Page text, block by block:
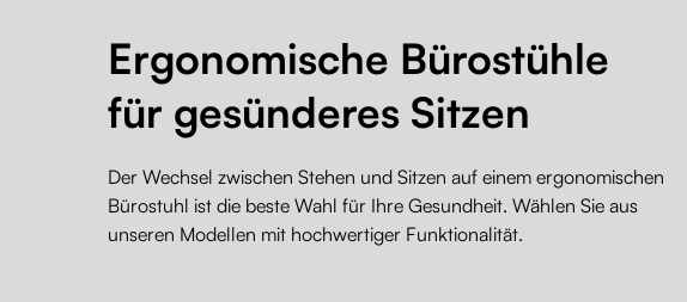
Ergonomische Bürostühle
für gesünderes Sitzen
Der Wechsel zwischen Stehen und Sitzen auf einem ergonomischen
Bürostuhl ist die beste Wahl für Ihre Gesundheit. Wählen Sie aus
unseren Modellen mit hochwertiger Funktionalität.